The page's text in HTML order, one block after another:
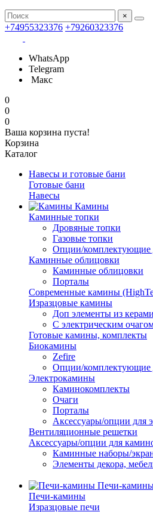
×
+74955323376 +79260323376
WhatsApp
Telegram
Макс
0
0
0
Ваша корзина пуста!
Корзина
Каталог
Навесы и готовые бани
Готовые бани
Навесы
Камины
Каминные топки
Дровяные топки
Газовые топки
Опции/комплектующие
Каминные облицовки
Каминные облицовки
Порталы
Современные камины
Изразцовые камины
Доп элементы из
С электрическим
Готовые камины, комплекты
Биокамины
Zefire
Опции/комплектующие
Электрокамины
Каминокомплекты
Очаги
Порталы
Аксессуары/опции для
Вентиляционные решетки
Аксессуары/опции для
Каминные наборы/
Элементы декора,
Печи-
Печи-камины
Изразцовые печи